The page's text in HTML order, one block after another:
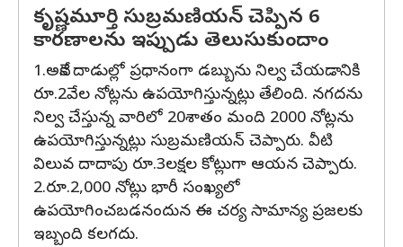
కృష్ణమూర్తి సుబ్రమణియన్ చెప్పిన 6
కారణాలను ఇప్పుడు తెలుసుకుందాం
1.అనేక దాడుల్లో ప్రధానంగా డబ్బును నిల్వ చేయడానికి
రూ.2వేల నోట్లను ఉపయోగిస్తున్నట్లు తేలింది. నగదను
నిల్వ చేస్తున్న వారిలో 20శాతం మంది 2000 నోట్లను
ఉపయోగిస్తున్నట్లు సుబ్రమణియన్ చెప్పారు. వీటి
విలువ దాదాపు రూ.3లక్షల కోట్లుగా ఆయన చెప్పారు.
2.రూ.2,000 నోట్లు భారీ సంఖ్యలో
ఉపయోగించబడనందున ఈ చర్య సామాన్య ప్రజలకు
ఇబ్బంది కలగదు.